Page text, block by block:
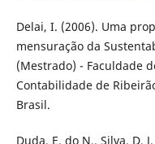
Delai, I. (2006). Uma
mensuração da
(Mestrado) - Faculdade
Contabilidade de
Brasil.
Duda, E. do N., Silva, D.